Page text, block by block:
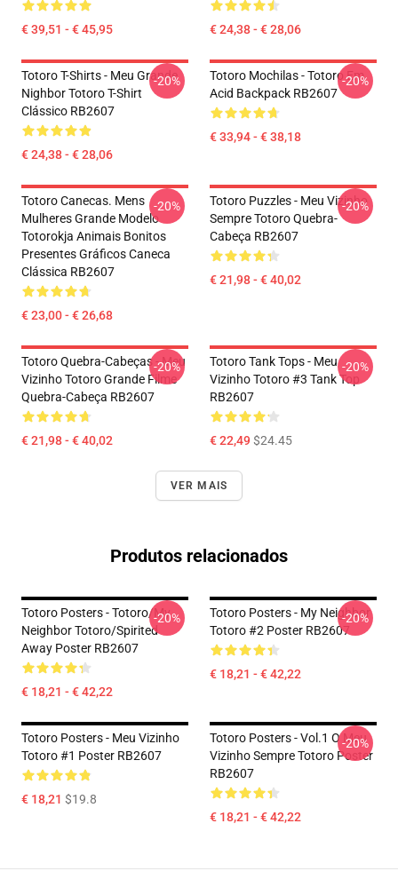
€ 39,51 - € 45,95 € 24,38 - € 28,06
Totoro T-Shirts - Meu Grande
Nighbor Totoro T-Shirt
Clássico RB2607
€ 24,38 - € 28,06
-20%
Totoro Mochilas - Totoro Em
Acid Backpack RB2607
€ 33,94 - € 38,18
-20%
Totoro Canecas. Mens
Mulheres Grande Modelo
Totorokja Animais Bonitos
Presentes Gráficos Caneca
Clássica RB2607
€ 23,00 - € 26,68
-20%
Totoro Puzzles - Meu Vizinho
Sempre Totoro Quebra-
Cabeça RB2607
€ 21,98 - € 40,02
-20%
Totoro Quebra-Cabeças - Meu
Vizinho Totoro Grande Filme
Quebra-Cabeça RB2607
€ 21,98 - € 40,02
-20%
Totoro Tank Tops - Meu
Vizinho Totoro #3 Tank Top
RB2607
€ 22,49$24.45
-20%
VER MAIS
Produtos relacionados
Totoro Posters - Totoro/my
Neighbor Totoro/spirited
Away Poster RB2607
€ 18,21 - € 42,22
-20%
Totoro Posters - My Neighbor
Totoro #2 Poster RB2607
€ 18,21 - € 42,22
-20%
Totoro Posters - Meu Vizinho
Totoro #1 Poster RB2607
€ 18,21 $19.8
Totoro Posters - Vol.1 O Meu
Vizinho Sempre Totoro Poster
RB2607
€ 18,21 - € 42,22
-20%